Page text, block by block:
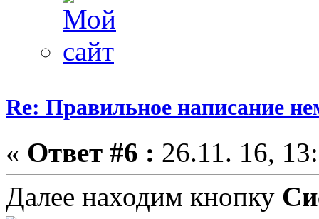
Re: Правильное написание
« Ответ #6 : 26.11. 16,
Далее находим кнопку